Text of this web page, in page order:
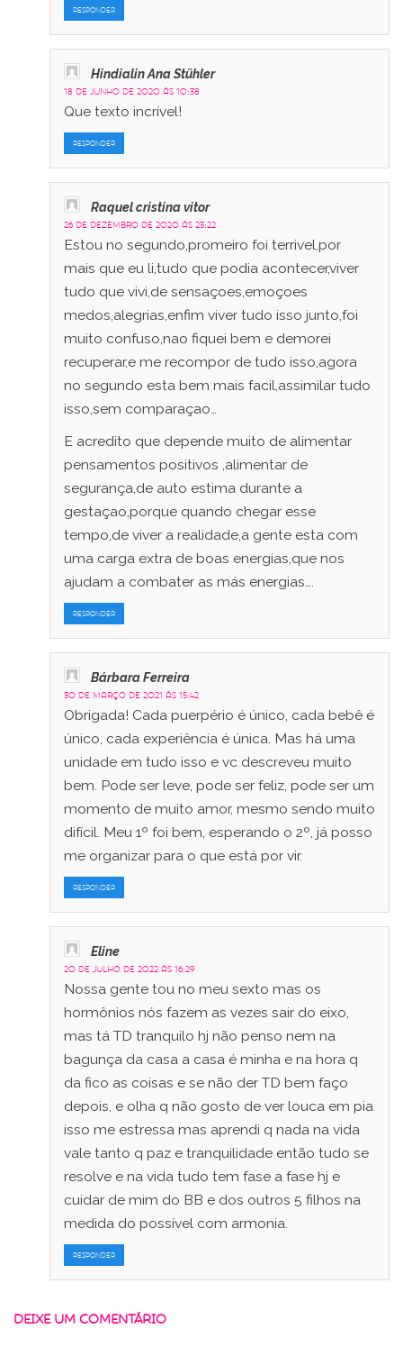
RESPONDER
Hindialin Ana Stühler
18 de junho de 2020 às 10:38
Que texto incrível!
RESPONDER
Raquel cristina vitor
26 de dezembro de 2020 às 23:22
Estou no segundo,promeiro foi terrivel,por
mais que eu li,tudo que podia acontecer,viver
tudo que vivi,de sensaçoes,emoçoes
medos,alegrias,enfim viver tudo isso junto,foi
muito confuso,nao fiquei bem e demorei
recuperar,e me recompor de tudo isso,agora
no segundo esta bem mais facil,assimilar tudo
isso,sem comparaçao…
E acredito que depende muito de alimentar
pensamentos positivos ,alimentar de
segurança,de auto estima durante a
gestaçao,porque quando chegar esse
tempo,de viver a realidade,a gente esta com
uma carga extra de boas energias,que nos
ajudam a combater as más energias….
RESPONDER
Bárbara Ferreira
30 de março de 2021 às 15:42
Obrigada! Cada puerpério é único, cada bebê é
único, cada experiência é única. Mas há uma
unidade em tudo isso e vc descreveu muito
bem. Pode ser leve, pode ser feliz, pode ser um
momento de muito amor, mesmo sendo muito
difícil. Meu 1º foi bem, esperando o 2º, já posso
me organizar para o que está por vir.
RESPONDER
Eline
20 de julho de 2022 às 16:29
Nossa gente tou no meu sexto mas os
hormônios nós fazem as vezes sair do eixo,
mas tá TD tranquilo hj não penso nem na
bagunça da casa a casa é minha e na hora q
da fico as coisas e se não der TD bem faço
depois, e olha q não gosto de ver louca em pia
isso me estressa mas aprendi q nada na vida
vale tanto q paz e tranquilidade então tudo se
resolve e na vida tudo tem fase a fase hj e
cuidar de mim do BB e dos outros 5 filhos na
medida do possível com armonia.
RESPONDER
DEIXE UM COMENTÁRIO